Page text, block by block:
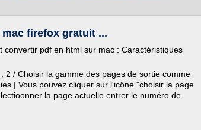
firefox gratuit ...
pdf en html sur mac : Caractéristiques
2 / Choisir la gamme des pages de sortie comme
| Vous pouvez cliquer sur l'icône "choisir la page
la page actuelle entrer le numéro de